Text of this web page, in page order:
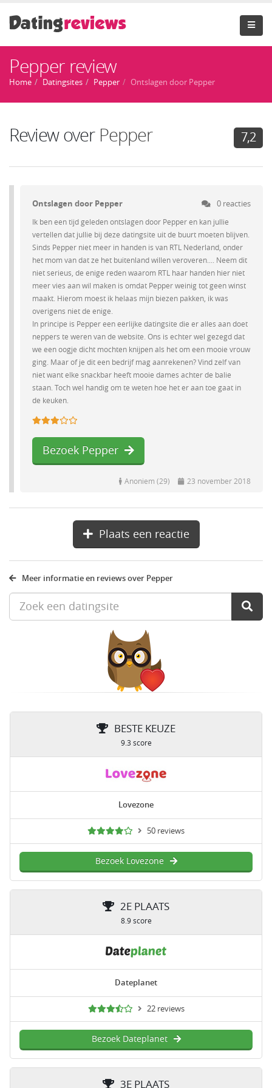
Pepper review
Home Datingsites Pepper Ontslagen door Pepper
Review over Pepper 7,2
Ontslagen door Pepper 0 reacties
Ik ben een tijd geleden ontslagen door Pepper en kan jullie
vertellen dat jullie bij deze datingsite uit de buurt moeten blijven.
Sinds Pepper niet meer in handen is van RTL Nederland, onder
het mom van dat ze het buitenland willen veroveren.... Neem dit
niet serieus, de enige reden waarom RTL haar handen hier niet
meer vies aan wil maken is omdat Pepper weinig tot geen winst
maakt. Hierom moest ik helaas mijn biezen pakken, ik was
overigens niet de enige.
In principe is Pepper een eerlijke datingsite die er alles aan doet
neppers te weren van de website. Ons is echter wel gezegd dat
we een oogje dicht mochten knijpen als het om een mooie vrouw
ging. Maar of je dit een bedrijf mag aanrekenen? Vind zelf van
niet want elke snackbar heeft mooie dames achter de balie
staan. Toch wel handig om te weten hoe het er aan toe gaat in
de keuken.
Bezoek Pepper
Anoniem (29) 23 november 2018
Plaats een reactie
Meer informatie en reviews over Pepper
BESTE KEUZE
9.3 score
Lovezone
50 reviews
Bezoek Lovezone
2E PLAATS
8.9 score
Dateplanet
22 reviews
Bezoek Dateplanet
3E PLAATS